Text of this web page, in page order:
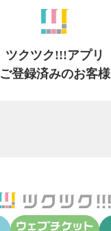
ツクツク!!!アプリ
ご登録済みのお客様